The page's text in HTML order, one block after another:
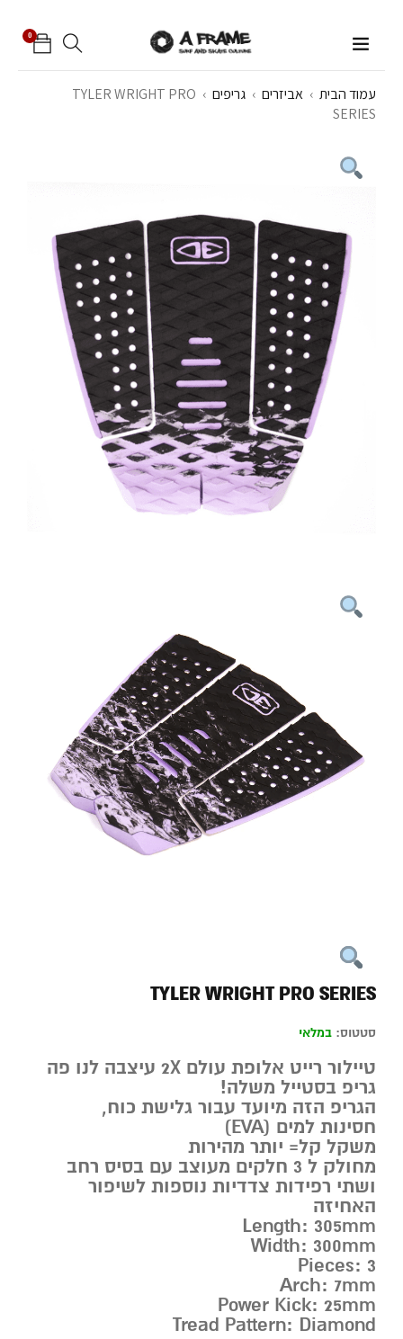
0
עמוד הבית › אביזרים › גריפים ›
TYLER WRIGHT PRO
SERIES
TYLER WRIGHT PRO SERIES
סטטוס: במלאי
טיילור רייט אלופת עולם 2X עיצבה לנו פה
גריפ בסטייל משלה!
הגריפ הזה מיועד עבור גלישת כוח,
חסינות למים (EVA)
משקל קל= יותר מהירות
מחולק ל 3 חלקים מעוצב עם בסיס רחב
ושתי רפידות צדדיות נוספות לשיפור
האחיזה
Length: 305mm
Width: 300mm
Pieces: 3
Arch: 7mm
Power Kick: 25mm
Tread Pattern: Diamond